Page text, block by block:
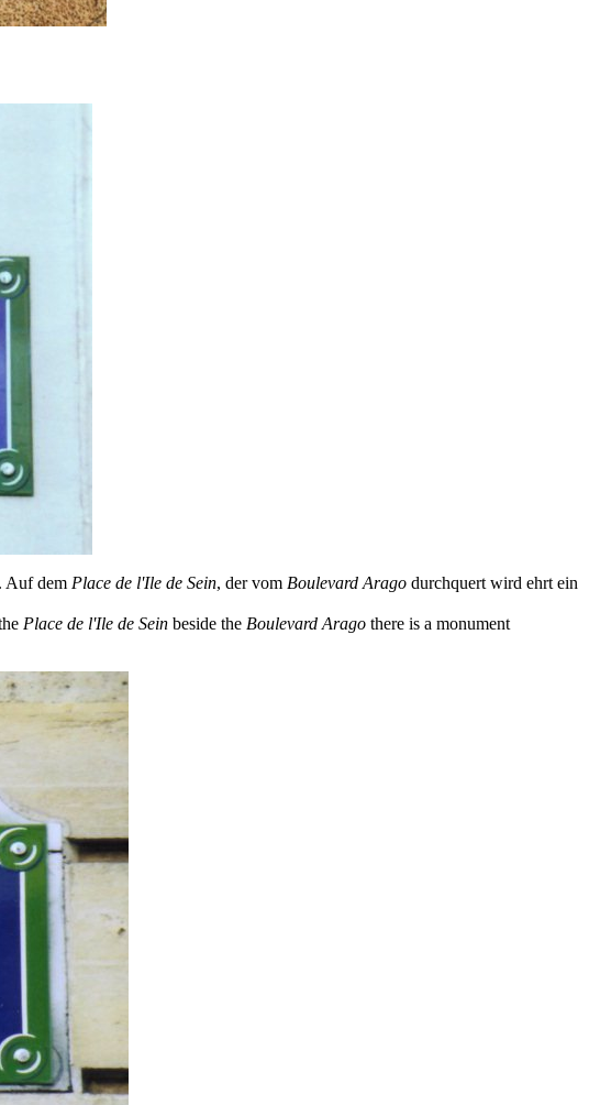
Auf dem Place de l'Ile de Sein, der vom Boulevard Arago durchquert wird ehrt ein
Place de l'Ile de Sein beside the Boulevard Arago there is a monument